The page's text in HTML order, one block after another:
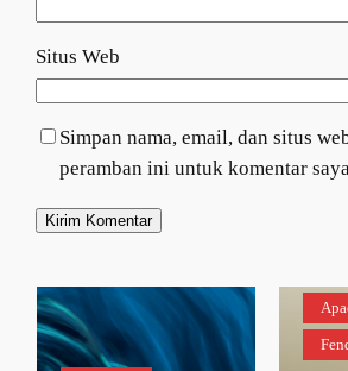
Situs Web
Simpan nama, email, dan situs
peramban ini untuk komentar